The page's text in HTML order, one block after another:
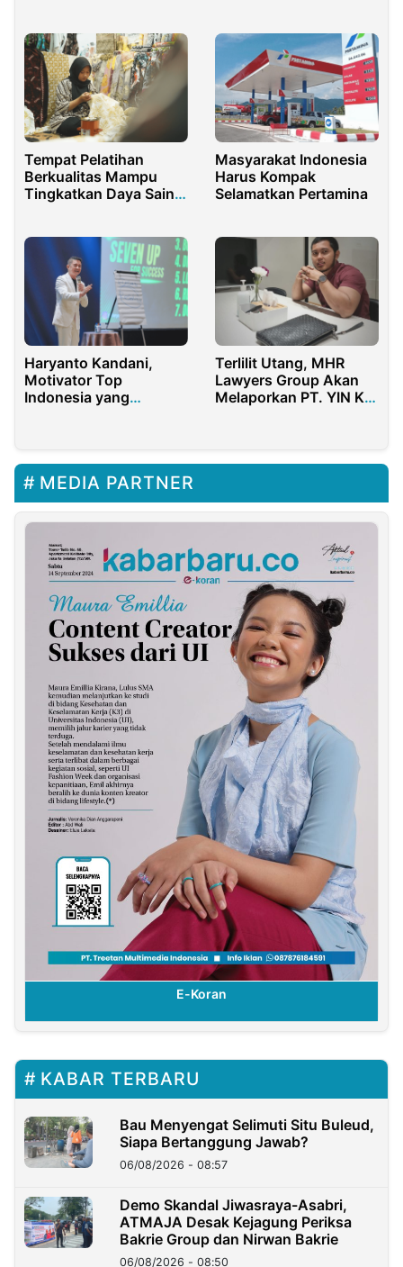
Tempat Pelatihan
Berkualitas Mampu
Tingkatkan Daya Saing
Masyarakat Indonesia
Harus Kompak
Selamatkan Pertamina
Haryanto Kandani,
Motivator Top
Indonesia yang
Terlilit Utang, MHR
Lawyers Group Akan
Melaporkan PT. YIN Ke
MEDIA PARTNER
E-Koran
KABAR TERBARU
Bau Menyengat Selimuti Situ Buleud,
Siapa Bertanggung Jawab?
06/08/2026 - 08:57
Demo Skandal Jiwasraya-Asabri,
ATMAJA Desak Kejagung Periksa
Bakrie Group dan Nirwan Bakrie
06/08/2026 - 08:50